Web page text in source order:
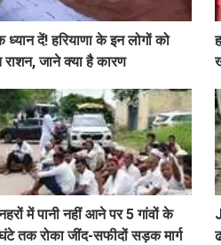
ध्यान दें! हरियाणा के इन लोगों को
राशन, जाने क्या है कारण
में पानी नहीं आने पर 5 गांवों के
तक रोका जींद-सफीदों सड़क मार्ग